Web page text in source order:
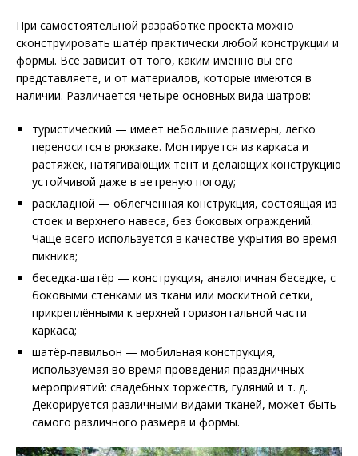
При самостоятельной разработке проекта можно
сконструировать шатёр практически любой конструкции и
формы. Всё зависит от того, каким именно вы его
представляете, и от материалов, которые имеются в
наличии. Различается четыре основных вида шатров:
туристический — имеет небольшие размеры, легко
переносится в рюкзаке. Монтируется из каркаса и
растяжек, натягивающих тент и делающих конструкцию
устойчивой даже в ветреную погоду;
раскладной — облегчённая конструкция, состоящая из
стоек и верхнего навеса, без боковых ограждений.
Чаще всего используется в качестве укрытия во время
пикника;
беседка-шатёр — конструкция, аналогичная беседке, с
боковыми стенками из ткани или москитной сетки,
прикреплёнными к верхней горизонтальной части
каркаса;
шатёр-павильон — мобильная конструкция,
используемая во время проведения праздничных
мероприятий: свадебных торжеств, гуляний и т. д.
Декорируется различными видами тканей, может быть
самого различного размера и формы.